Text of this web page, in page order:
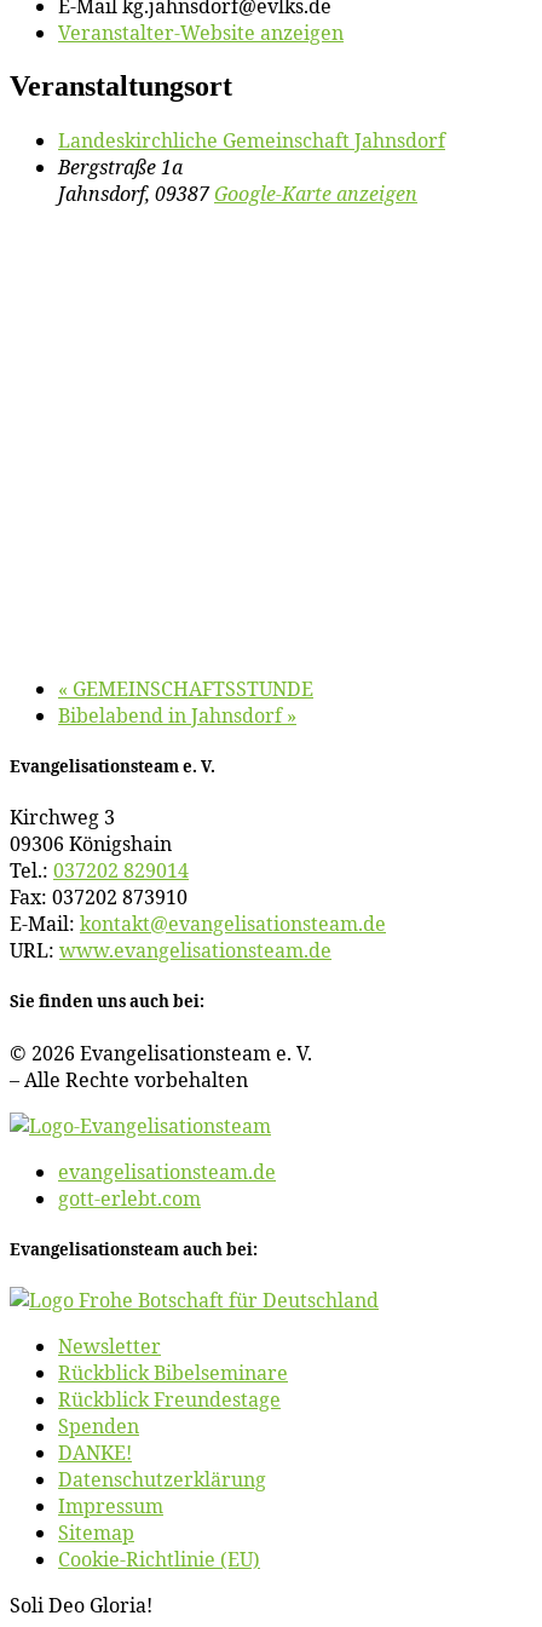
E-Mailkg.jahnsdorf@evlks.de
Veranstalter-Website anzeigen
Veranstaltungsort
Lan­des­kirch­li­che Ge­mein­schaft Jahnsdorf
Bergstraße 1a
Jahnsdorf, 09387Google-Karte anzeigen
« GEMEINSCHAFTSSTUNDE
Bi­bel­abend in Jahnsdorf»
Evan­ge­li­sa­ti­ons­team e. V.
Kirch­weg 3
09306 Königshain
Tel.: 037202 829014
Fax: 037202 873910
E‑Mail: kontakt@​evangelisationsteam.​de
URL: www​.evan​ge​li​sa​ti​ons​team​.de
Sie fin­den uns auch bei:
© 2026 Evan­ge­li­sa­ti­ons­team e. V.
– Al­le Rech­te vorbehalten
evangelisationsteam.de
gott-erlebt.com
Evan­ge­li­sa­ti­ons­team auch bei:
News­let­ter
Rück­blick Bibelseminare
Rück­blick Freundestage
Spen­den
DANKE!
Daten­schutz­er­klä­rung
Im­pres­sum
Site­map
Coo­kie-Rich­t­­li­­nie (EU)
So­li Deo Gloria!